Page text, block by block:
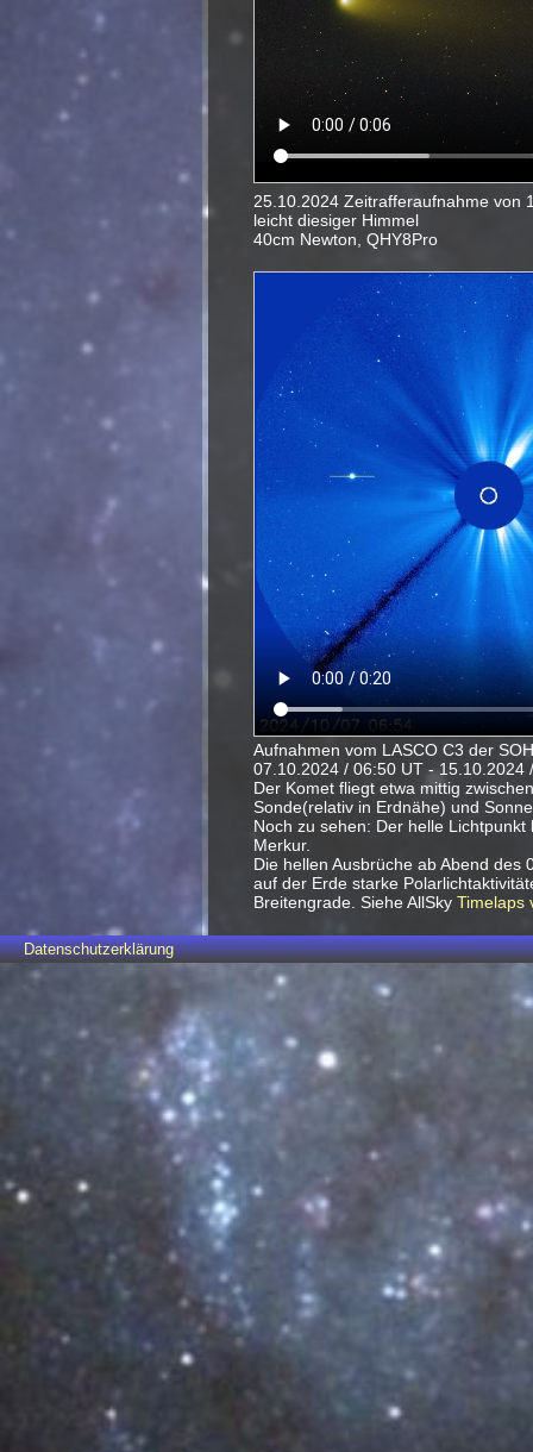
25.10.2024 Zeitrafferaufnahme von
leicht diesiger Himmel
40cm Newton, QHY8Pro
Aufnahmen vom LASCO C3 der
07.10.2024 / 06:50 UT - 15.10.2024
Der Komet fliegt etwa mittig
Sonde(relativ in Erdnähe) und
Noch zu sehen: Der helle Lichtpunkt
Merkur.
Die hellen Ausbrüche ab Abend des
auf der Erde starke
Breitengrade. Siehe AllSkyTimelaps
Datenschutzerklärung